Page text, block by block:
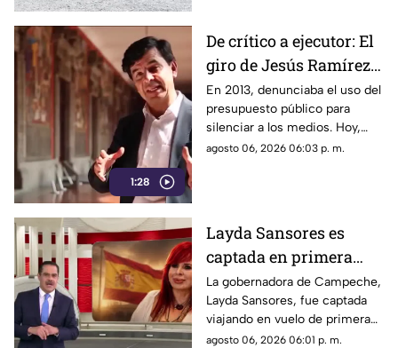
1:28
De crítico a ejecutor: El
giro de Jesús Ramírez
Cuevas sobre la
censura y la publicidad
oficial
En 2013, denunciaba el uso del
presupuesto público para
silenciar a los medios. Hoy,
Jesús Ramírez Cuevas es
agosto 06, 2026 06:03 p. m.
Layda Sansores es
captada en primera
clase rumbo a España
junto a la directora del
DIF
La gobernadora de Campeche,
Layda Sansores, fue captada
viajando en vuelo de primera
clase con destino a España en
agosto 06, 2026 06:01 p. m.